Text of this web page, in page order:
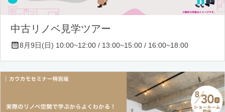
中古リノベ見学ツアー
8月9日(日) 10:00~12:00 / 13:00~15:00 / 16:00~18:00